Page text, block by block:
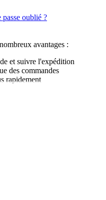
passe oublié ?
avantages :
et suivre l'expédition
des commandes
rapidement